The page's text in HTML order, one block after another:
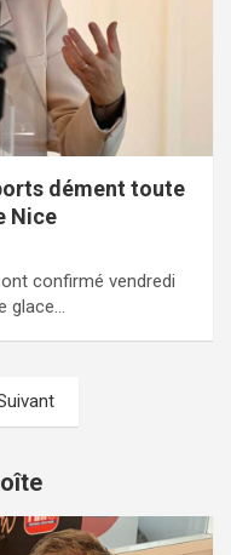
dément toute
Nice
confirmé vendredi
glace…